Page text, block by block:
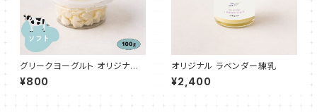
グリークヨーグルト オリジナル
プレーン（ソフト 50%） 100g
¥800
オリジナル ラベンダー練乳
¥2,400